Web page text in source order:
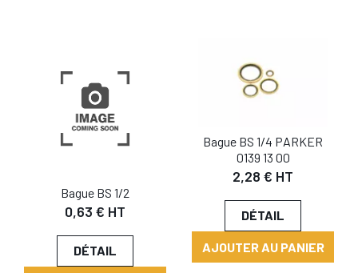
Bague BS 1/2
0,63 € HT
DÉTAIL
Bague BS 1/4 PARKER
0139 13 00
2,28 € HT
DÉTAIL
AJOUTER AU PANIER